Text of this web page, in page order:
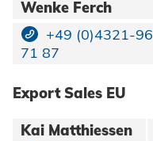
Wenke Ferch
+49 (0)4321-96
71 87
Export Sales EU
Kai Matthiessen